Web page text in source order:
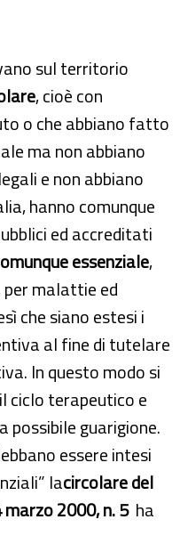
sul territorio
, cioè con
o che abbiano fatto
ma non abbiano
e non abbiano
hanno comunque
ed accreditati
essenziale,
malattie ed
che siano estesi i
al fine di tutelare
In questo modo si
ciclo terapeutico e
guarigione.
essere intesi
lacircolare del
2000, n. 5ha